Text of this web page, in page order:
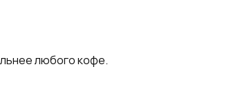
любого кофе.